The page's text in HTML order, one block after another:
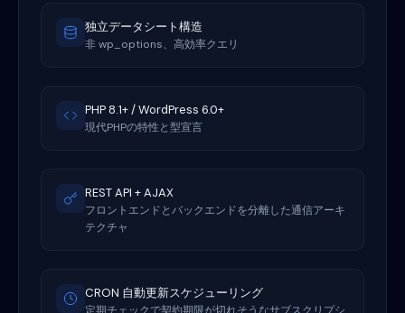
独立データシート構造
非 wp_options、高効率クエリ
PHP 8.1+ / WordPress 6.0+
現代PHPの特性と型宣言
REST API + AJAX
フロントエンドとバックエンドを分離した通信アーキ
テクチャ
CRON 自動更新スケジューリング
定期チェックで契約期限が切れそうなサブスクリプシ